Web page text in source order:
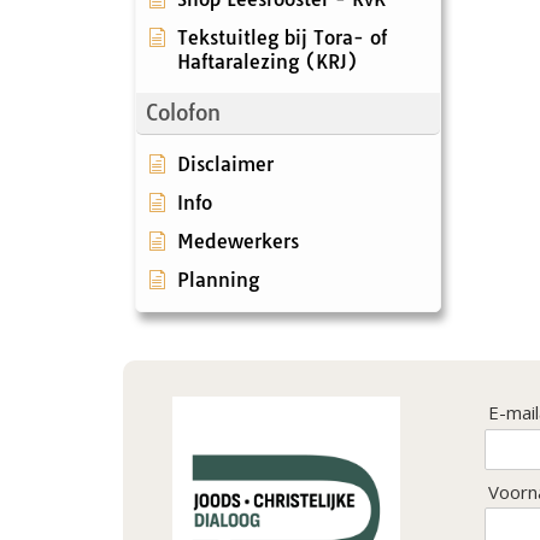
Tekstuitleg bij Tora- of
Haftaralezing (KRJ)
Colofon
Disclaimer
Info
Medewerkers
Planning
E-